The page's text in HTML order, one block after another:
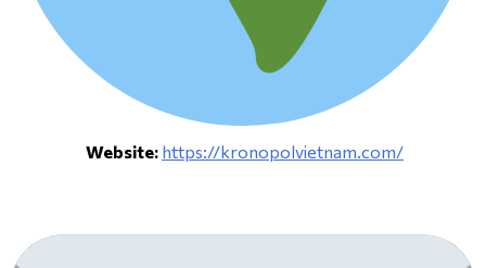
Website: https://kronopolvietnam.com/